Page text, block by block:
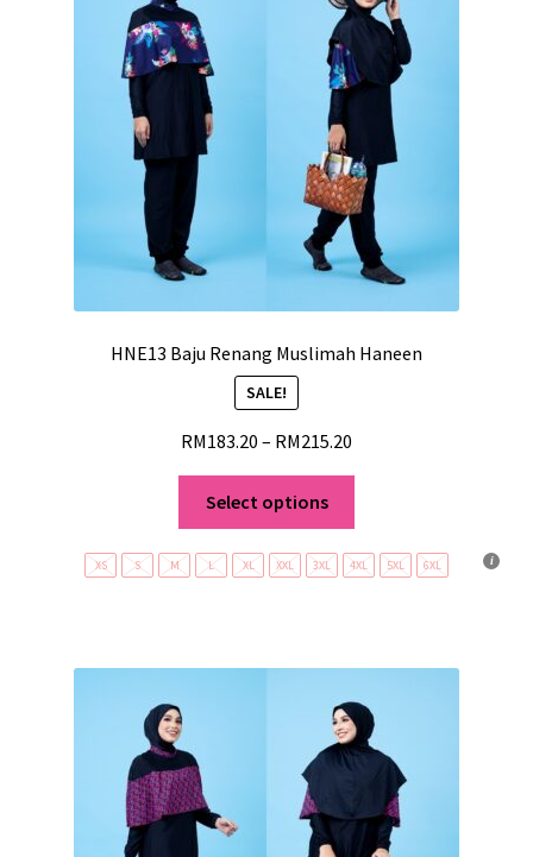
HNE13 Baju Renang Muslimah Haneen
SALE!
RM183.20 – RM215.20
Select options
XS S M L XL XXL 3XL 4XL 5XL 6XL